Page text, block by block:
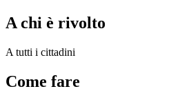
A chi è rivolto
A tutti i cittadini
Come fare